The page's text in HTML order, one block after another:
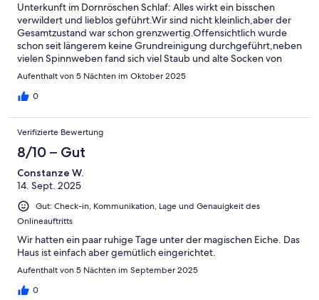
Unterkunft im Dornröschen Schlaf: Alles wirkt ein bisschen
verwildert und lieblos geführt.Wir sind nicht kleinlich,aber der
Gesamtzustand war schon grenzwertig.Offensichtlich wurde
schon seit längerem keine Grundreinigung durchgeführt,neben
vielen Spinnweben fand sich viel Staub und alte Socken von
Vormietern.Im unteren Schlafzimmer hat es nach Schimmel
Öl,Nudeln etc.Wlan hat nicht funktioniert.Der Garten wird sich
Tiere gesehen/gehört hat.Die Lage ist gut,mit dem Fahrrad ist
man schnell im Zentrum und am Wasser.
Aufenthalt von 5 Nächten im Oktober 2025
0
Verifizierte Bewertung
8/10 – Gut
Constanze W.
14. Sept. 2025
Gut: Check-in, Kommunikation, Lage und Genauigkeit des
Onlineauftritts
Wir hatten ein paar ruhige Tage unter der magischen Eiche. Das
Haus ist einfach aber gemütlich eingerichtet.
Aufenthalt von 5 Nächten im September 2025
0